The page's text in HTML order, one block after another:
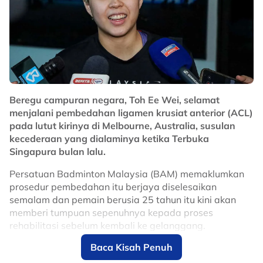
Sebelum ini, beberapa pegawai memaklumkan
bahawa yuran penganjuran MotoGP meningkat antara
10 hingga 15 peratus selepas kontrak terdahulu
diperbaharui pada 2024.
Lanjutan kontrak sehingga 2031 dijangka memberi
memperkukuhkan reputasi negara sebagai destinasi
utama sukan permotoran dunia, selain terus
merancakkan ekonomi menerusi kemasukan pelancong
dan penganjuran acara bertaraf antarabangsa di Litar
Antarabangsa Sepang.
No node context available.
Related Topics
#motoGP
Beregu campuran negara, Toh Ee Wei, selamat
menjalani pembedahan ligamen krusiat anterior (ACL)
pada lutut kirinya di Melbourne, Australia, susulan
kecederaan yang dialaminya ketika Terbuka
Singapura bulan lalu.
Persatuan Badminton Malaysia (BAM) memaklumkan
prosedur pembedahan itu berjaya diselesaikan
semalam dan pemain berusia 25 tahun itu kini akan
memberi tumpuan sepenuhnya kepada proses
rehabilitasi sebelum kembali ke gelanggang.
Ee Wei melahirkan rasa syukur apabila pembedahan
berjalan lancar, selain menghargai sokongan yang
Baca Kisah Penuh